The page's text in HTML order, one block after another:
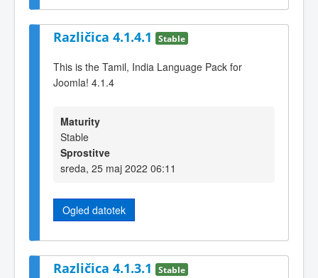
Različica 4.1.4.1 Stable
This is the Tamil, India Language Pack for
Joomla! 4.1.4
Maturity
Stable
Sprostitve
sreda, 25 maj 2022 06:11
Ogled datotek
Različica 4.1.3.1 Stable